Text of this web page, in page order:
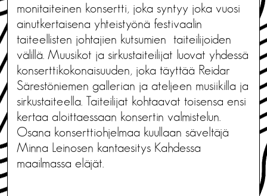
monitaiteinen konsertti, joka syntyy joka vuosi
ainutkertaisena yhteistyönä festivaalin
taiteellisten johtajien kutsumien taiteilijoiden
välillä. Muusikot ja sirkustaiteilijat luovat yhdessä
konserttikokonaisuuden, joka täyttää Reidar
Särestöniemen gallerian ja ateljeen musiikilla ja
sirkustaiteella. Taiteilijat kohtaavat toisensa ensi
kertaa aloittaessaan konsertin valmistelun.
Osana konserttiohjelmaa kuullaan säveltäjä
Minna Leinosen kantaesitys Kahdessa
maailmassa eläjät.